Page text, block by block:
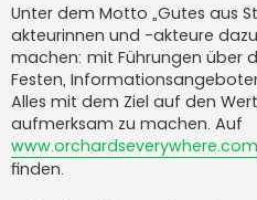
Unter dem Motto „Gutes aus
akteurinnen und -akteure
machen: mit Führungen über
Festen,
Alles mit dem Ziel auf den
aufmerksam zu machen. Auf
www.orchardseverywhere.com
finden.